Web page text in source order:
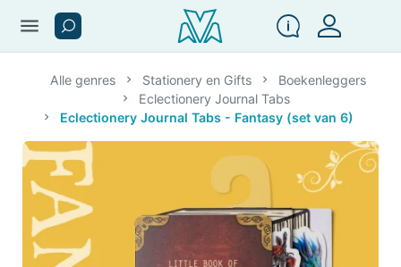
menu
Alle genres Stationery en Gifts
Boekenleggers
Eclectionery Journal Tabs
Eclectionery Journal Tabs - Fantasy (set van 6)